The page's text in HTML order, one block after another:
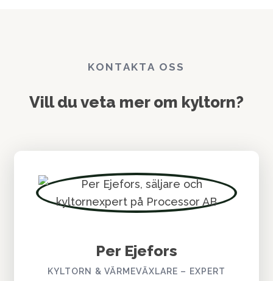
KONTAKTA OSS
Vill du veta mer om kyltorn?
Per Ejefors
KYLTORN & VÄRMEVÄXLARE – EXPERT